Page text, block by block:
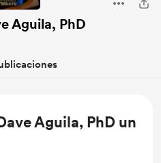
Aguila, PhD
Aguila, PhD un